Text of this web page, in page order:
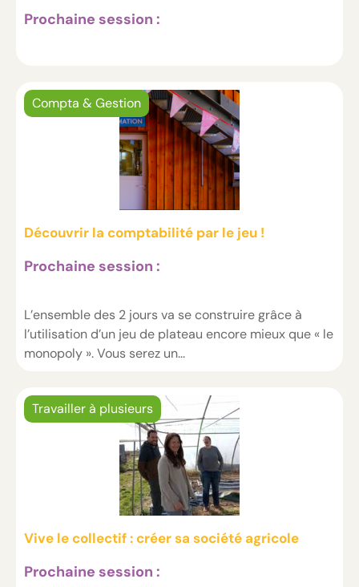
Prochaine session :
Compta & Gestion
Découvrir la comptabilité par le jeu !
Prochaine session :
L’ensemble des 2 jours va se construire grâce à
l’utilisation d’un jeu de plateau encore mieux que « le
monopoly ». Vous serez un...
Travailler à plusieurs
Vive le collectif : créer sa société agricole
Prochaine session :